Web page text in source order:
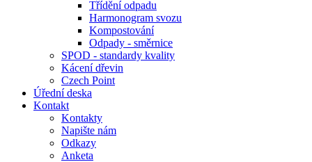
Třídění odpadu
Harmonogram svozu
Kompostování
Odpady - směrnice
SPOD - standardy kvality
Kácení dřevin
Czech Point
Úřední deska
Kontakt
Kontakty
Napište nám
Odkazy
Anketa